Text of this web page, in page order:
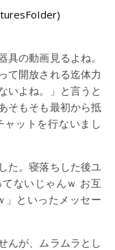
の動画見るよね。
て開放される迄体力
いよね。」と言うと
そもそも最初から抵
ットを行ないまし
た。寝落ちした後ユ
ないじゃんｗ お互
」といったメッセー
んが、ムラムラとし